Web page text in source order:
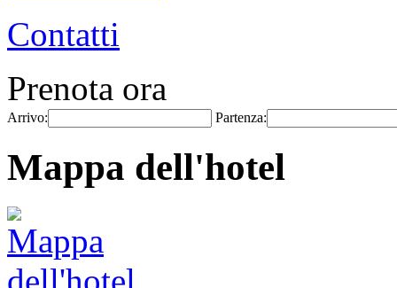
Contatti
Prenota ora
Arrivo: Partenza:
Mappa dell'hotel